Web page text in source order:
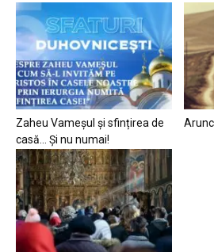
Zaheu Vameșul și sfințirea de
casă… Și nu numai!